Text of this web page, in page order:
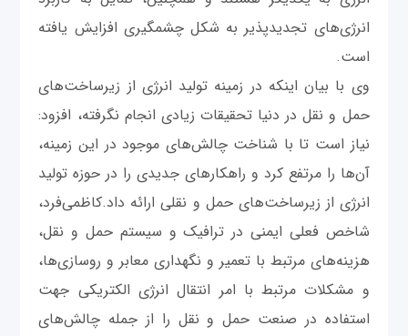
انرژی‌های تجدیدپذیر به شکل چشمگیری افزایش یافته
است.
وی با بیان اینکه در زمینه تولید انرژی از زیرساخت‌های
حمل و نقل در دنیا تحقیقات زیادی انجام نگرفته، افزود:
نیاز است تا با شناخت چالش‌های موجود در این زمینه،
آن‌ها را مرتفع کرد و راهکارهای جدیدی را در حوزه تولید
انرژی از زیرساخت‌های حمل و نقلی ارائه داد.کاظمی‌فرد،
شاخص فعلی ایمنی در ترافیک و سیستم حمل و نقل،
هزینه‌های مرتبط با تعمیر و نگهداری معابر و روسازی‌ها،
و مشکلات مرتبط با امر انتقال انرژی الکتریکی جهت
استفاده در صنعت حمل و نقل را از جمله چالش‌های